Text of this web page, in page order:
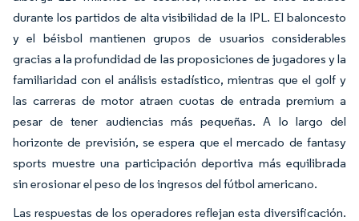
durante los partidos de alta visibilidad de la IPL. El baloncesto
y el béisbol mantienen grupos de usuarios considerables
gracias a la profundidad de las proposiciones de jugadores y la
familiaridad con el análisis estadístico, mientras que el golf y
las carreras de motor atraen cuotas de entrada premium a
pesar de tener audiencias más pequeñas. A lo largo del
horizonte de previsión, se espera que el mercado de fantasy
sports muestre una participación deportiva más equilibrada
sin erosionar el peso de los ingresos del fútbol americano.
Las respuestas de los operadores reflejan esta diversificación.